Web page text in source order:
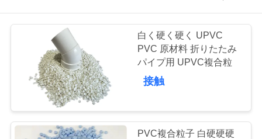
プ
ト
Reserved.
白く硬く硬く UPVC
PVC 原材料 折りたたみ
パイプ用 UPVC複合粒
接触
PVC複合粒子 白硬硬硬